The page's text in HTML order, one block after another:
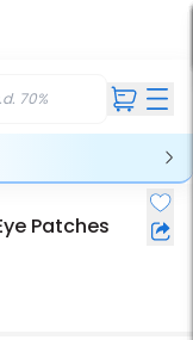
70%
Patches